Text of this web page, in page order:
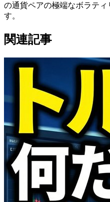
の通貨ペアの極端なボラテ
す。
関連記事